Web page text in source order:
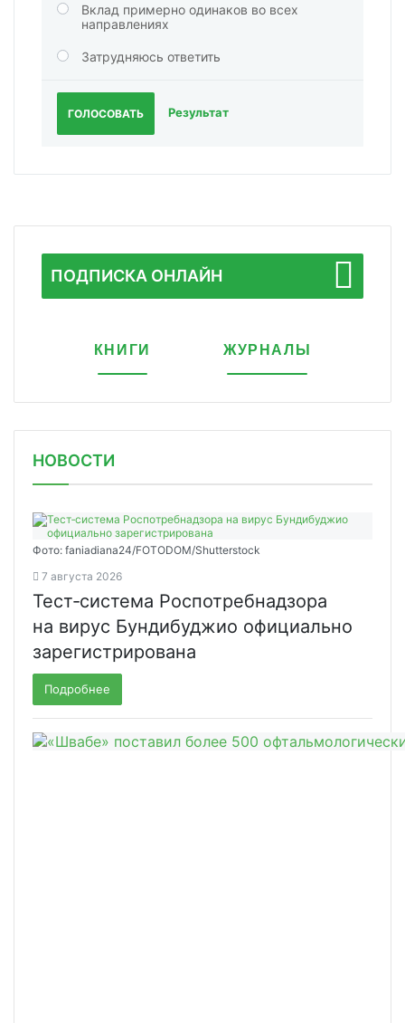
Вклад примерно одинаков во всех
направлениях
Затрудняюсь ответить
ГОЛОСОВАТЬ Результат
ПОДПИСКА ОНЛАЙН
КНИГИ ЖУРНАЛЫ
НОВОСТИ
Фото: faniadiana24/FOTODOM/Shutterstock
7 августа 2026
Тест‑система Роспотребнадзора
на вирус Бундибуджио официально
зарегистрирована
Подробнее